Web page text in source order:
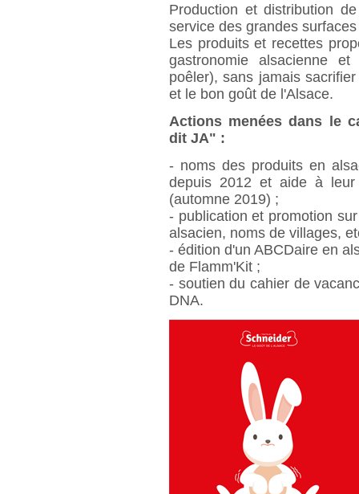
Production et distribution
service des grandes
Les produits et recettes
gastronomie alsacienne
poêler), sans jamais
et le bon goût de l'Alsace.
Actions menées dans le
dit JA" :
- noms des produits en
depuis 2012 et aide à leur
(automne 2019) ;
- publication et promotion
alsacien, noms de villages,
- édition d'un ABCDaire en
de Flamm'Kit ;
- soutien du cahier de
DNA.